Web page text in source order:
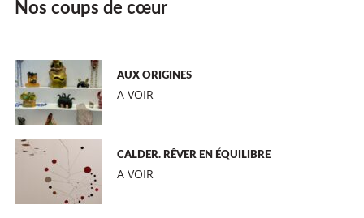
Nos coups de cœur
AUX ORIGINES
A VOIR
CALDER. RÊVER EN ÉQUILIBRE
A VOIR